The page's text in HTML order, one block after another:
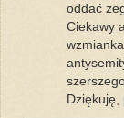
oddać
Ciekawy
Dziękuję,